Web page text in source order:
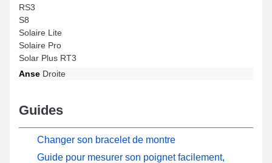
RS3
S8
Solaire Lite
Solaire Pro
Solar Plus RT3
Anse Droite
Guides
Changer son bracelet de montre
Guide pour mesurer son poignet facilement,